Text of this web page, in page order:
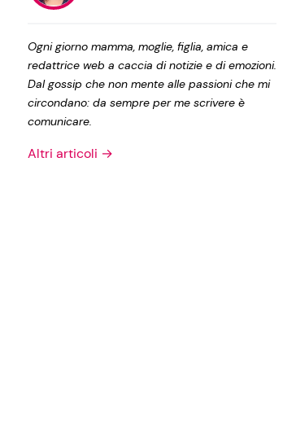
Privacy Policy
Ogni giorno mamma, moglie, figlia, amica e
redattrice web a caccia di notizie e di emozioni.
Dal gossip che non mente alle passioni che mi
circondano: da sempre per me scrivere è
comunicare.
Altri articoli →